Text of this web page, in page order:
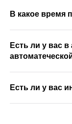
В какое время
Есть ли у вас
Есть ли у вас